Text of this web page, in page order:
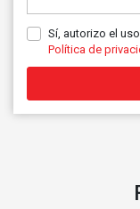
Sí, autorizo el
Política de